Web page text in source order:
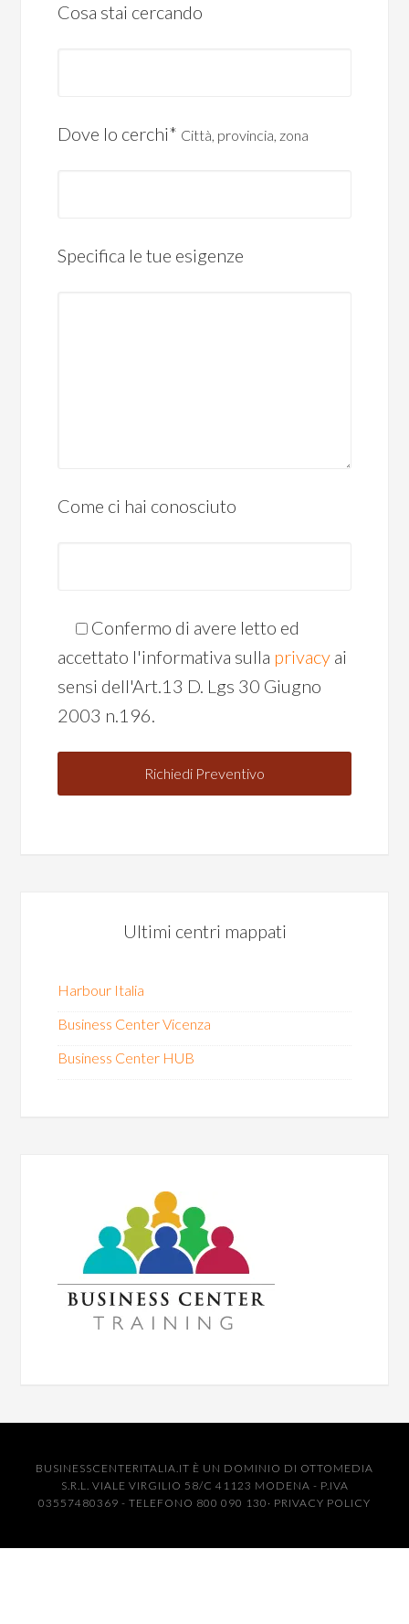
Cosa stai cercando
Dove lo cerchi* Città, provincia, zona
Specifica le tue esigenze
Come ci hai conosciuto
Confermo di avere letto ed
accettato l'informativa sulla privacy ai
sensi dell'Art.13 D. Lgs 30 Giugno
2003 n.196.
Ultimi centri mappati
Harbour Italia
Business Center Vicenza
Business Center HUB
BUSINESSCENTERITALIA.IT È UN DOMINIO DI OTTOMEDIA
S.R.L. VIALE VIRGILIO 58/C 41123 MODENA - P.IVA
03557480369 - TELEFONO 800 090 130· PRIVACY POLICY